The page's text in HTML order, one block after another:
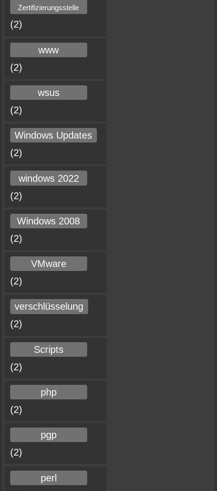
Zertifizierungsstelle
(2)
www
(2)
wsus
(2)
Windows Updates
(2)
windows 2022
(2)
Windows 2008
(2)
VMware
(2)
verschlüsselung
(2)
Scripts
(2)
php
(2)
pgp
(2)
perl